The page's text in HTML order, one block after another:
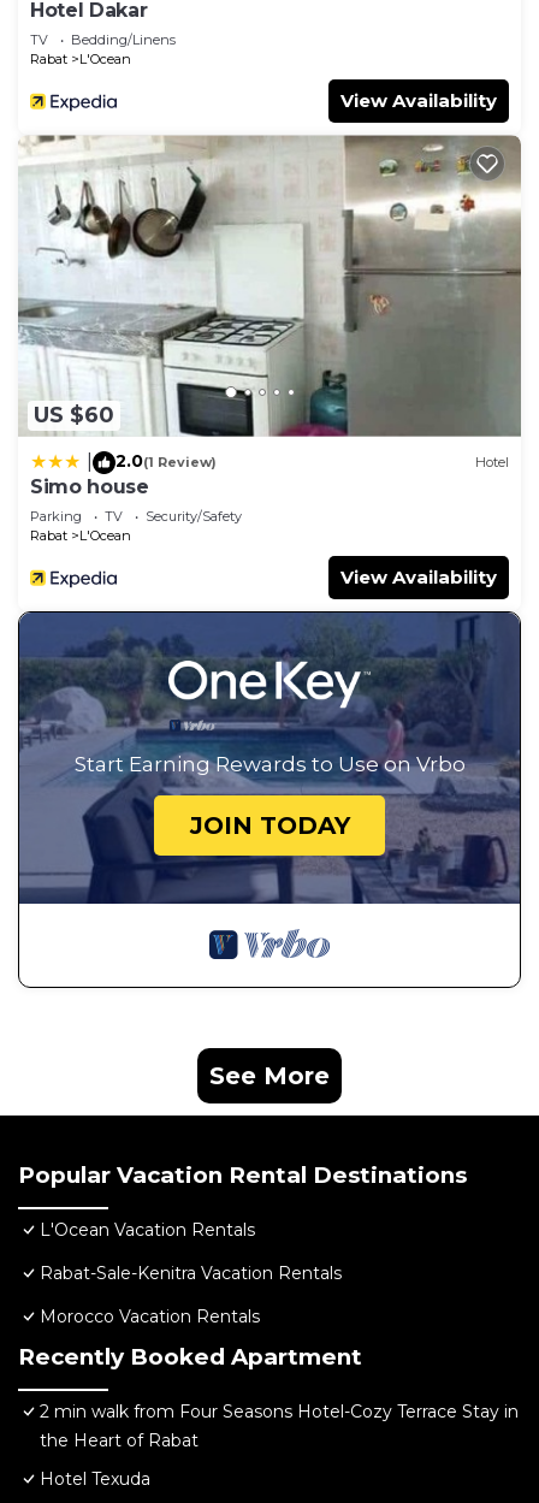
Hotel Dakar
TV
Bedding/Linens
Rabat
L'Ocean
View Availability
US $60
2.0(1 Review) Hotel
Simo house
Parking TV
Security/Safety
Rabat
L'Ocean
View Availability
Start Earning Rewards to Use on Vrbo
JOIN TODAY
See More
Popular Vacation Rental Destinations
L'Ocean Vacation Rentals
Rabat-Sale-Kenitra Vacation Rentals
Morocco Vacation Rentals
Recently Booked Apartment
2 min walk from Four Seasons Hotel-Cozy Terrace Stay in
the Heart of Rabat
Hotel Texuda